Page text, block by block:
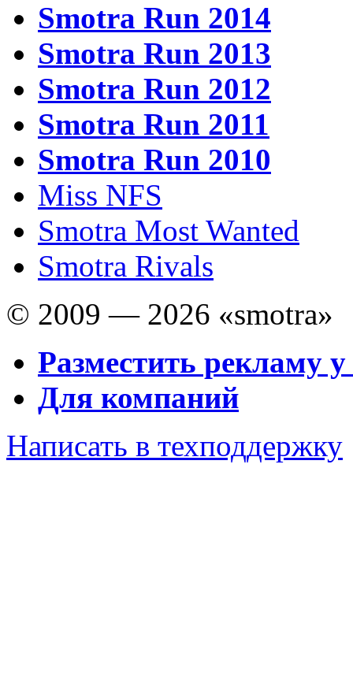
Smotra Run 2014
Smotra Run 2013
Smotra Run 2012
Smotra Run 2011
Smotra Run 2010
Miss NFS
Smotra Most Wanted
Smotra Rivals
© 2009 — 2026 «smotra»
Разместить рекламу у
Для компаний
Написать в техподдержку